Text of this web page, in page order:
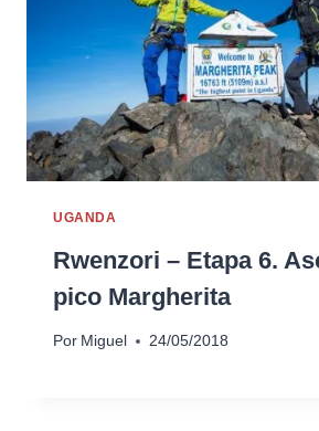
UGANDA
Rwenzori – Etapa 6.
pico Margherita
Por Miguel 24/05/2018